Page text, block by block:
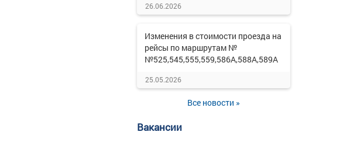
26.06.2026
Изменения в стоимости проезда на
рейсы по маршрутам №
№525,545,555,559,586А,588А,589А
25.05.2026
Все новости »
Вакансии